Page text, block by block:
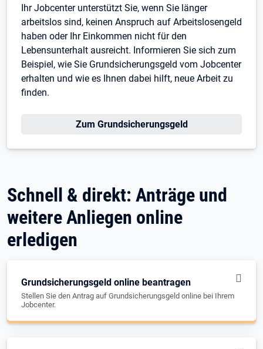
Ihr Jobcenter unterstützt Sie, wenn Sie länger
arbeitslos sind, keinen Anspruch auf Arbeitslosengeld
haben oder Ihr Einkommen nicht für den
Lebensunterhalt ausreicht. Informieren Sie sich zum
Beispiel, wie Sie Grundsicherungsgeld vom Jobcenter
erhalten und wie es Ihnen dabei hilft, neue Arbeit zu
finden.
Zum Grundsicherungsgeld
Schnell & direkt: Anträge und
weitere Anliegen online
erledigen
Grundsicherungsgeld online beantragen
Stellen Sie den Antrag auf Grundsicherungsgeld online bei Ihrem
Jobcenter.